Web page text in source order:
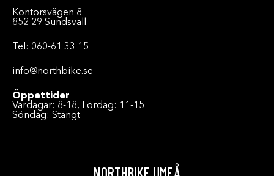
Kontorsvägen 8
852 29 Sundsvall
Tel: 060-61 33 15
info@northbike.se
Öppettider
Vardagar: 8-18, Lördag: 11-15
Söndag: Stängt